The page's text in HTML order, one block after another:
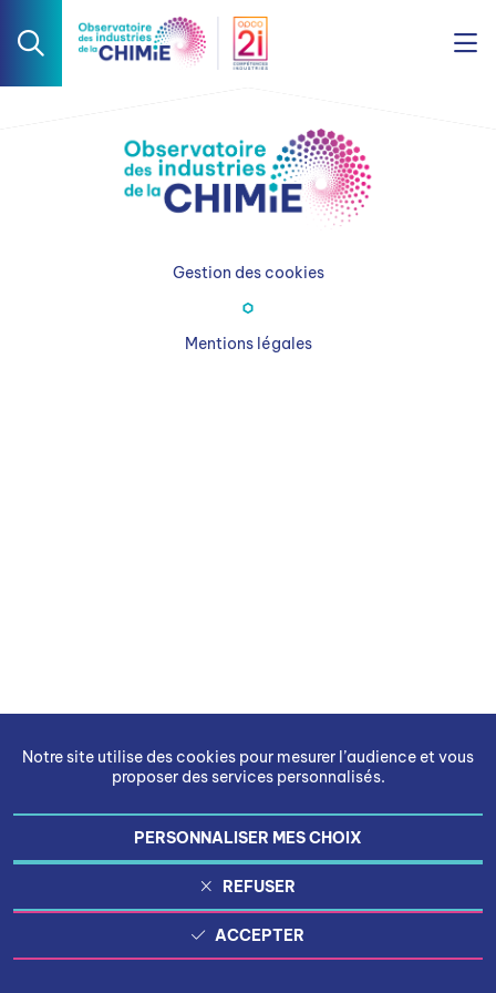
Notre site utilise des cookies pour mesurer l’audience et vous
proposer des services personnalisés.
PERSONNALISER MES CHOIX
REFUSER
ACCEPTER
Gestion des cookies
Mentions légales